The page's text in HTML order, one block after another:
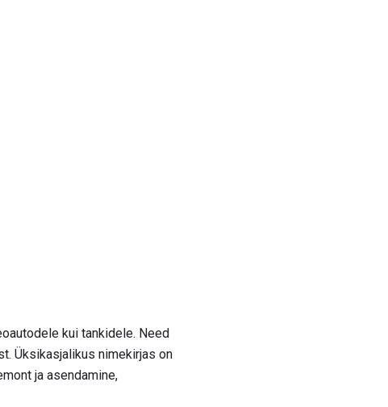
kui tankidele. Need
Üksikasjalikus nimekirjas on
ja asendamine,